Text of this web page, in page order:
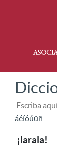
áéíóúüñ
¡larala!